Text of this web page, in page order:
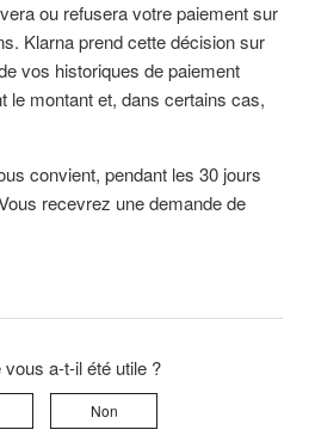
ou refusera votre paiement sur
Klarna prend cette décision sur
vos historiques de paiement
le montant et, dans certains cas,
convient, pendant les 30 jours
recevrez une demande de
a-t-il été utile ?
Non